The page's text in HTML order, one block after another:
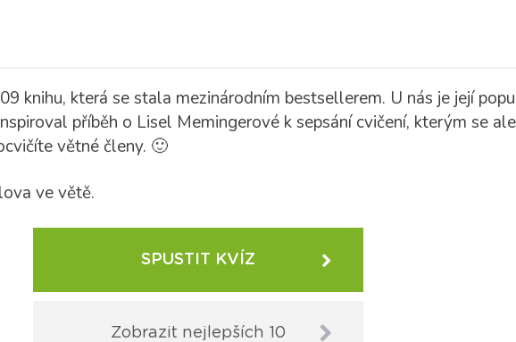
knihu, která se stala mezinárodním bestsellerem. U nás je její
příběh o Lisel Memingerové k sepsání cvičení, kterým se
větné členy. 🙂
ve větě.
SPUSTIT KVÍZ
Zobrazit nejlepších 10